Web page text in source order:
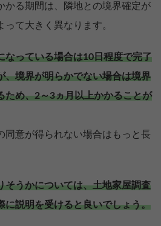
かる期間は、隣地との境界確定が
て大きく異なります。
なっている場合は10日程度で完了
、境界が明らかでない場合は境界
ため、2～3ヵ月以上かかることが
同意が得られない場合はもっと長
そうかについては、土地家屋調査
に説明を受けると良いでしょう。